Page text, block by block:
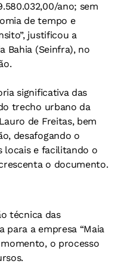
ano; sem
de tempo e
justificou a
Bahia (Seinfra), no
significativa das
trecho urbano da
de Freitas, bem
desafogando o
locais e facilitando o
o documento.
técnica das
para a empresa “Maia
momento, o processo